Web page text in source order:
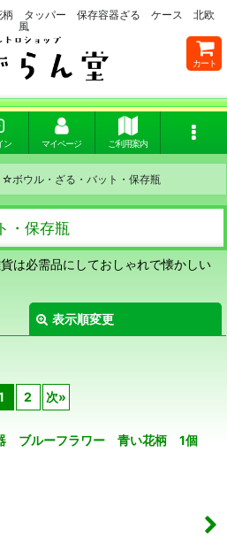
タッパー 保存容器ざる ケース 北欧
風
カート
ン マイページ ご利用案内
☆ボウル・ざる・バット・保存瓶
・保存瓶
は必需品にしておしゃれで懐かしい
表示順変更
2 次»
ブルーフラワー 青い花柄 1個